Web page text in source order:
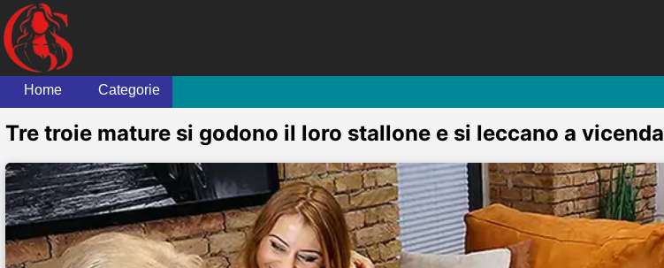
Home Categorie
Tre troie mature si godono il loro stallone e si leccano a vicenda